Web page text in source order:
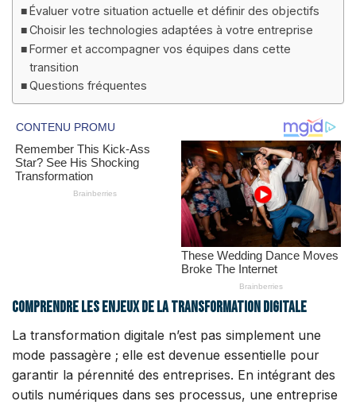
Évaluer votre situation actuelle et définir des objectifs
Choisir les technologies adaptées à votre entreprise
Former et accompagner vos équipes dans cette
transition
Questions fréquentes
Comprendre les enjeux de la transformation digitale
La transformation digitale n’est pas simplement une
mode passagère ; elle est devenue essentielle pour
garantir la pérennité des entreprises. En intégrant des
outils numériques dans ses processus, une entreprise